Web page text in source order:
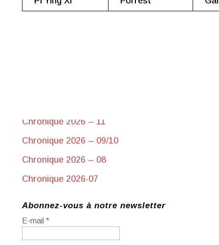
Chronique 2026 – 11
Chronique 2026 – 09/10
Chronique 2026 – 08
Chronique 2026-07
Abonnez-vous à notre newsletter
E-mail *